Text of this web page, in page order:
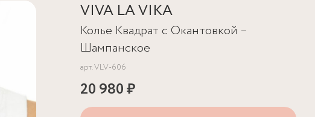
VIVA LA VIKA
Колье Квадрат с Окантовкой –
Шампанское
арт.VLV-606
20 980 ₽